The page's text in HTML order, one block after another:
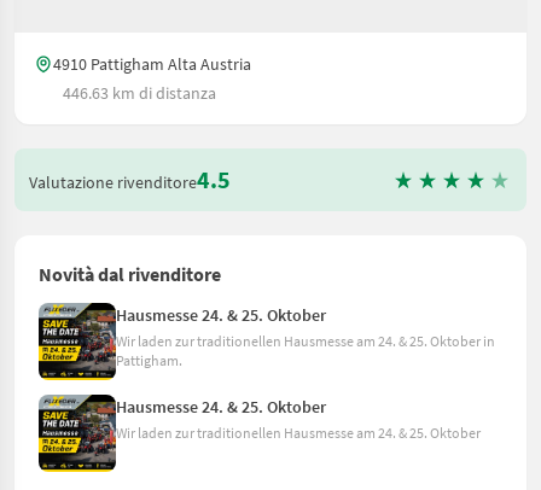
4910 Pattigham Alta Austria
446.63 km di distanza
Valutazione rivenditore4.5
Novità dal rivenditore
Hausmesse 24. & 25. Oktober
Wir laden zur traditionellen Hausmesse am 24. & 25. Oktober in
Pattigham.
Hausmesse 24. & 25. Oktober
Wir laden zur traditionellen Hausmesse am 24. & 25. Oktober